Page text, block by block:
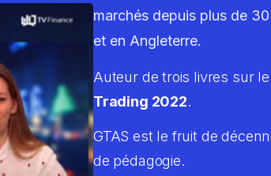
marchés depuis plus de
et en Angleterre.
Auteur de trois livres sur
Trading 2022.
GTAS est le fruit de
de pédagogie.